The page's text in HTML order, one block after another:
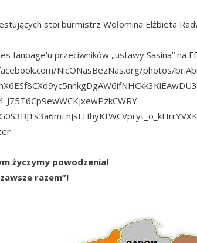
stoi burmistrz Wołomina Elżbieta
fanpage’u przeciwników „ustawy Sasina” na
NicONasBezNas.org/photos/
J75T6Cp9ewWCKjxewPzkCWRY-
życzymy powodzenia!
razem”!